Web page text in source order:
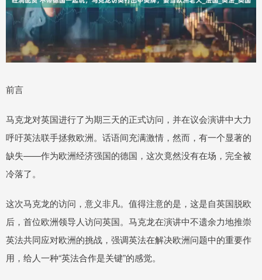
前言
马克龙对英国进行了为期三天的正式访问，并在议会演讲中大力
呼吁英法联手拯救欧洲。话语间充满激情，然而，有一个显著的
缺失——作为欧洲经济强国的德国，这次竟然没有在场，完全被
冷落了。
这次马克龙的访问，意义非凡。值得注意的是，这是自英国脱欧
后，首位欧洲领导人访问英国。马克龙在演讲中不遗余力地推崇
英法共同应对欧洲的挑战，强调英法在解决欧洲问题中的重要作
用，给人一种“英法合作是关键”的感觉。